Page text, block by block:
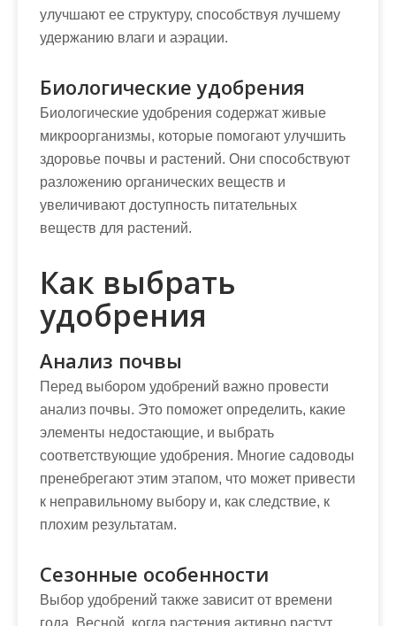
улучшают ее структуру, способствуя лучшему
удержанию влаги и аэрации.
Биологические удобрения
Биологические удобрения содержат живые
микроорганизмы, которые помогают улучшить
здоровье почвы и растений. Они способствуют
разложению органических веществ и
увеличивают доступность питательных
веществ для растений.
Как выбрать
удобрения
Анализ почвы
Перед выбором удобрений важно провести
анализ почвы. Это поможет определить, какие
элементы недостающие, и выбрать
соответствующие удобрения. Многие садоводы
пренебрегают этим этапом, что может привести
к неправильному выбору и, как следствие, к
плохим результатам.
Сезонные особенности
Выбор удобрений также зависит от времени
года. Весной, когда растения активно растут,